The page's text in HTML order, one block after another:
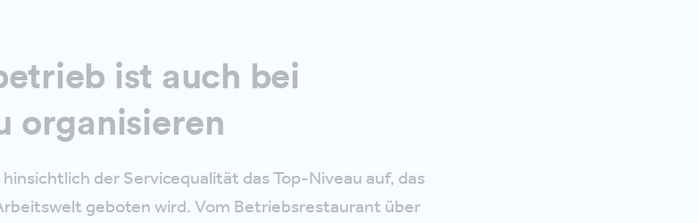
ist auch bei
organisieren
der Servicequalität das Top-Niveau auf, das
geboten wird. Vom Betriebsrestaurant über